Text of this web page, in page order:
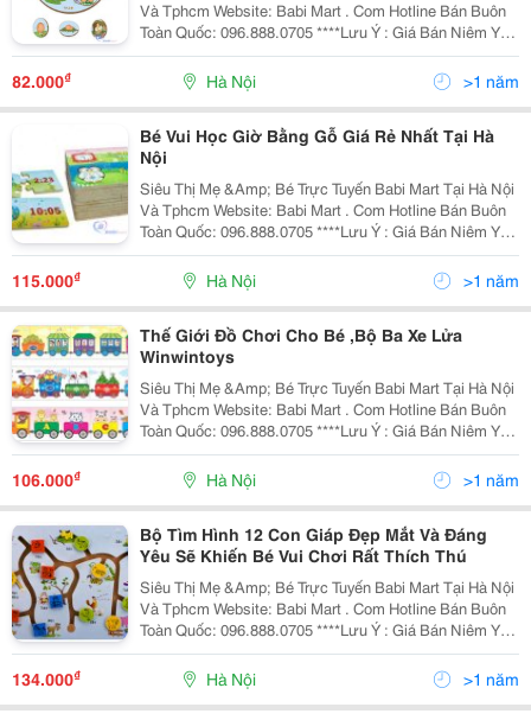
Và Tphcm Website: Babi Mart . Com Hotline Bán Buôn
Toàn Quốc: 096.888.0705 ****Lưu Ý : Giá Bán Niêm Yết
Là Giá Bán Tại Hà Nội, Giá Tại Hồ Chí Minh Có Thể Cao
Hoặc Thấp Hơn Giá Bán Tại
82.000₫ Hà Nội >1 năm
Bé Vui Học Giờ Bằng Gỗ Giá Rẻ Nhất Tại Hà
Nội
Siêu Thị Mẹ &Amp; Bé Trực Tuyến Babi Mart Tại Hà Nội
Và Tphcm Website: Babi Mart . Com Hotline Bán Buôn
Toàn Quốc: 096.888.0705 ****Lưu Ý : Giá Bán Niêm Yết
Là Giá Bán Tại Hà Nội, Giá Tại Hồ Chí Minh Có Thể Cao
Hoặc Thấp Hơn Giá Bán Tại
115.000₫ Hà Nội >1 năm
Thế Giới Đồ Chơi Cho Bé ,Bộ Ba Xe Lửa
Winwintoys
Siêu Thị Mẹ &Amp; Bé Trực Tuyến Babi Mart Tại Hà Nội
Và Tphcm Website: Babi Mart . Com Hotline Bán Buôn
Toàn Quốc: 096.888.0705 ****Lưu Ý : Giá Bán Niêm Yết
Là Giá Bán Tại Hà Nội, Giá Tại Hồ Chí Minh Có Thể Cao
Hoặc Thấp Hơn Giá Bán Tại
106.000₫ Hà Nội >1 năm
Bộ Tìm Hình 12 Con Giáp Đẹp Mắt Và Đáng
Yêu Sẽ Khiến Bé Vui Chơi Rất Thích Thú
Siêu Thị Mẹ &Amp; Bé Trực Tuyến Babi Mart Tại Hà Nội
Và Tphcm Website: Babi Mart . Com Hotline Bán Buôn
Toàn Quốc: 096.888.0705 ****Lưu Ý : Giá Bán Niêm Yết
Là Giá Bán Tại Hà Nội, Giá Tại Hồ Chí Minh Có Thể Cao
Hoặc Thấp Hơn Giá Bán Tại
134.000₫ Hà Nội >1 năm